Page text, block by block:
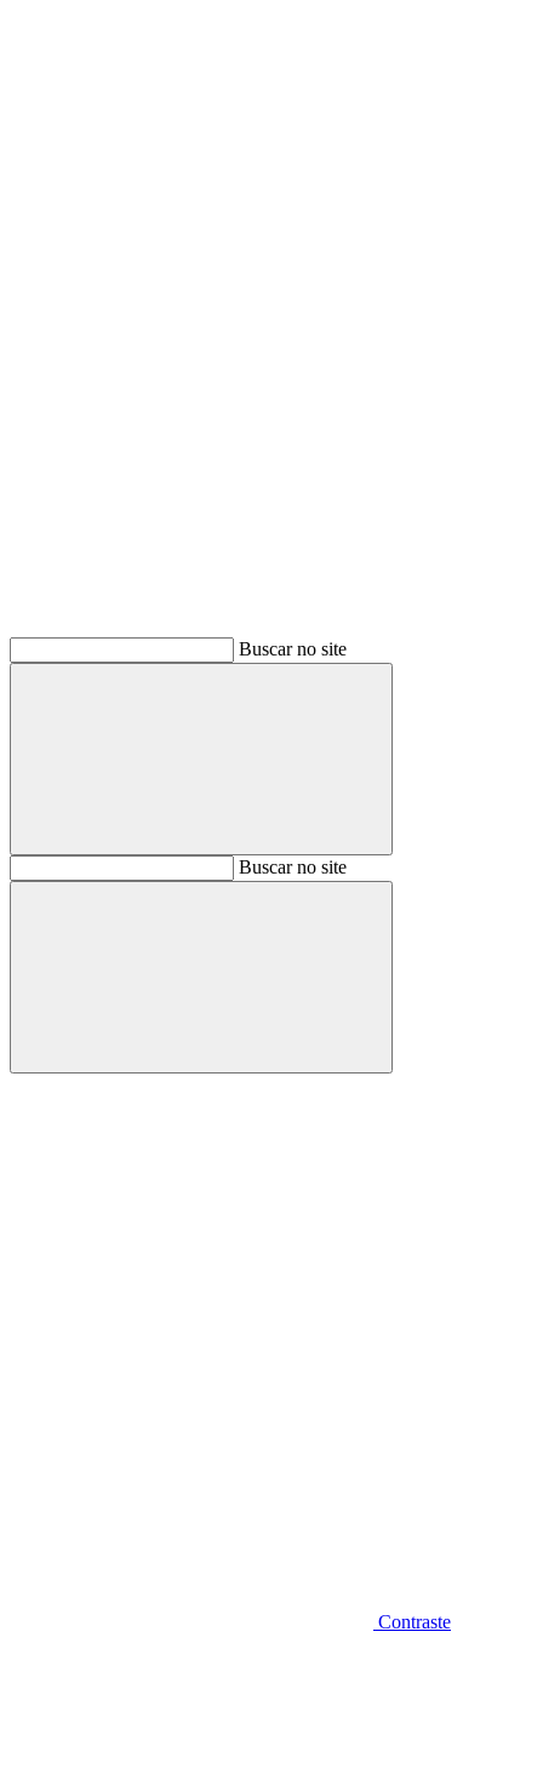
Buscar no site
BuscarBuscar no site
Buscar
Contraste